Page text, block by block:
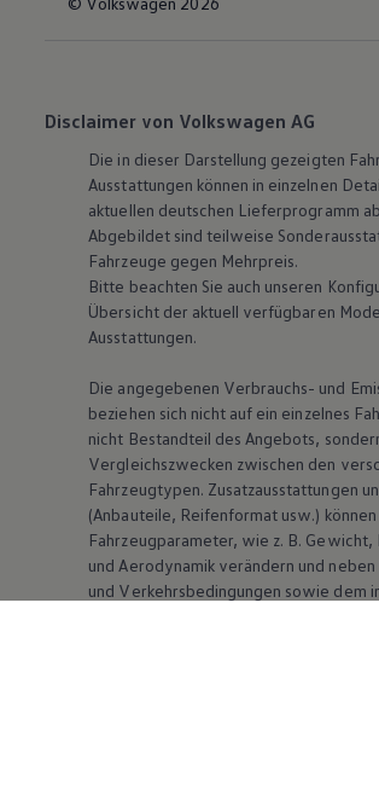
Disclaimer von Volkswagen AG
Die in dieser Darstellung gezeigten
Ausstattungen können in einzelnen
aktuellen deutschen Lieferprogramm
Abgebildet sind teilweise
Fahrzeuge gegen Mehrpreis.
Bitte beachten Sie auch unseren
Übersicht der aktuell verfügbaren
Ausstattungen.
Die angegebenen Verbrauchs- und
beziehen sich nicht auf ein einzelnes
nicht Bestandteil des Angebots,
Vergleichszwecken zwischen den
Fahrzeugtypen. Zusatzausstattungen
(Anbauteile, Reifenformat usw.)
Fahrzeugparameter, wie z. B. Gewicht,
und Aerodynamik verändern und
und Verkehrsbedingungen sowie dem